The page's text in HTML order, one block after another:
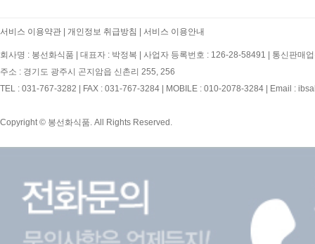
서비스 이용약관 개인정보 취급방침 서비스 이용안내
회사명 : 봉선화식품 대표자 : 박정복 사업자 등록번호 : 126-28-58491
통신판매
주소 : 경기도 광주시 곤지암읍 신촌리 255, 256
TEL : 031-767-3282
FAX : 031-767-3284 MOBILE : 010-2078-3284 Email :
Copyright © 봉선화식품. All Rights Reserved.